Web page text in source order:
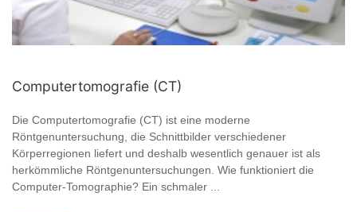
Computertomografie (CT)
Die Computertomografie (CT) ist eine moderne
Röntgenuntersuchung, die Schnittbilder verschiedener
Körperregionen liefert und deshalb wesentlich genauer ist als
herkömmliche Röntgenuntersuchungen. Wie funktioniert die
Computer-Tomographie? Ein schmaler ...